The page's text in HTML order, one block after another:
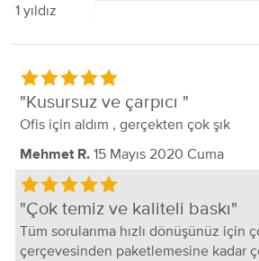
1 yıldız
Kusursuz ve çarpıcı
Ofis için aldım , gerçekten çok şık
Mehmet R. 15 Mayıs 2020 Cuma
Çok temiz ve kaliteli baskı
Tüm sorularıma hızlı dönüşünüz için
çerçevesinden paketlemesine kadar